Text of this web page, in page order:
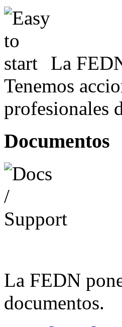
La
Tenemos
profesionales
Documentos
La FEDN
documentos.